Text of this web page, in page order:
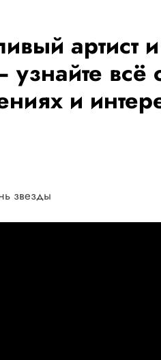
артист и
всё
и